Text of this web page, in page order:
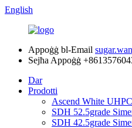
English
Appoġġ bl-Email
Sejħa Appoġġ
Dar
Prodotti
Ascend White UHPC
SDH 52.5grade
SDH 42.5grade